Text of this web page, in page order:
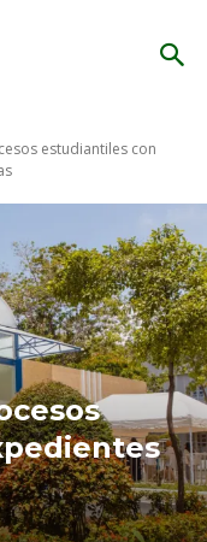
estudiantiles con